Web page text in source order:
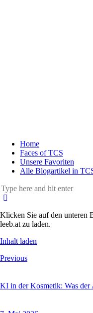
Home
Faces of TCS
Unsere Favoriten
Alle Blogartikel in
Klicken Sie auf den unteren
leeb.at zu laden.
Inhalt laden
Beitragsnavigation
Previous
KI in der Kosmetik: Was der